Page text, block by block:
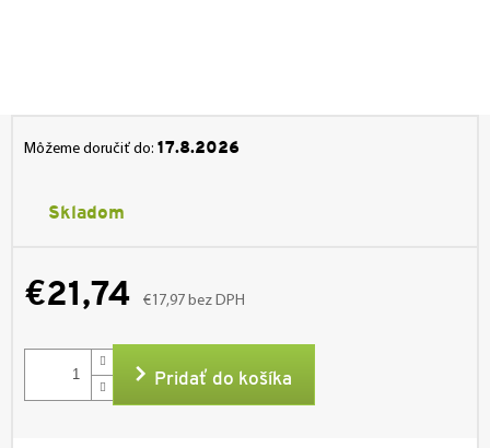
€21,74 €17,97 bez DPH
cena:
Môžeme doručiť do: 17.8.2026
Skladom
Pridať do košíka